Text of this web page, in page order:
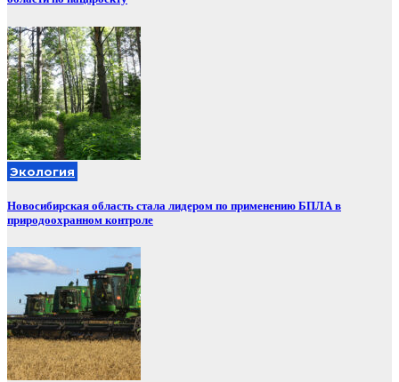
Экология
Новосибирская область стала лидером по применению БПЛА в
природоохранном контроле